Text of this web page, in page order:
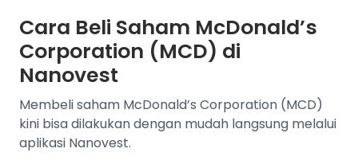
Cara Beli Saham McDonald’s
Corporation (MCD) di
Nanovest
Membeli saham McDonald’s Corporation (MCD)
kini bisa dilakukan dengan mudah langsung melalui
aplikasi Nanovest.